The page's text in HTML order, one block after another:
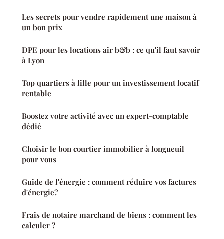
Les secrets pour vendre rapidement une maison à
un bon prix
DPE pour les locations air b&b : ce qu'il faut savoir
à Lyon
Top quartiers à lille pour un investissement locatif
rentable
Boostez votre activité avec un expert-comptable
dédié
Choisir le bon courtier immobilier à longueuil
pour vous
Guide de l'énergie : comment réduire vos factures
d'énergie?
Frais de notaire marchand de biens : comment les
calculer ?